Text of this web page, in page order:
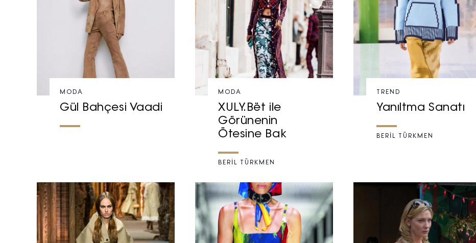
MODA
Gül Bahçesi Vaadi
MODA
XULY.Bët ile
Görünenin
Ötesine Bak
BERİL TÜRKMEN
TREND
Yanıltma Sanatı
BERİL TÜRKMEN